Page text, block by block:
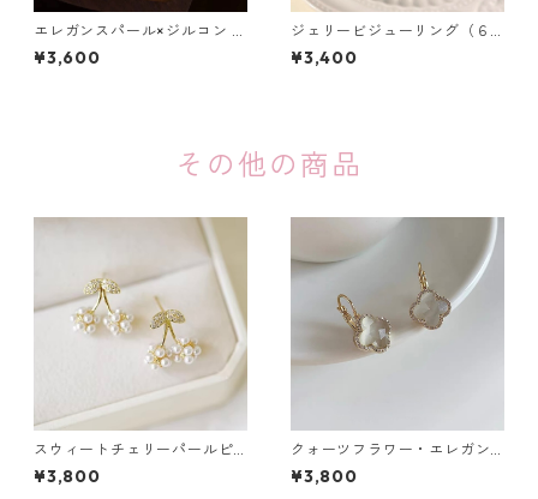
エレガンスパール×ジルコン ダ
ブルラインリング：553
¥3,600
ジェリービジューリング（６
色）：513
¥3,400
その他の商品
スウィートチェリーパールピ
アス：665
¥3,800
クォーツフラワー・エレガン
スピアス：628
¥3,800